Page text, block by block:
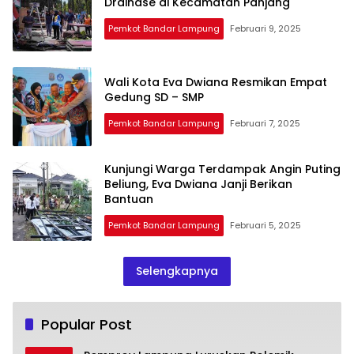
Pemkot Bandar Lampung Februari 9, 2025
Wali Kota Eva Dwiana Resmikan Empat
Gedung SD – SMP
Pemkot Bandar Lampung Februari 7, 2025
Kunjungi Warga Terdampak Angin Puting
Beliung, Eva Dwiana Janji Berikan
Bantuan
Pemkot Bandar Lampung Februari 5, 2025
Selengkapnya
Popular Post